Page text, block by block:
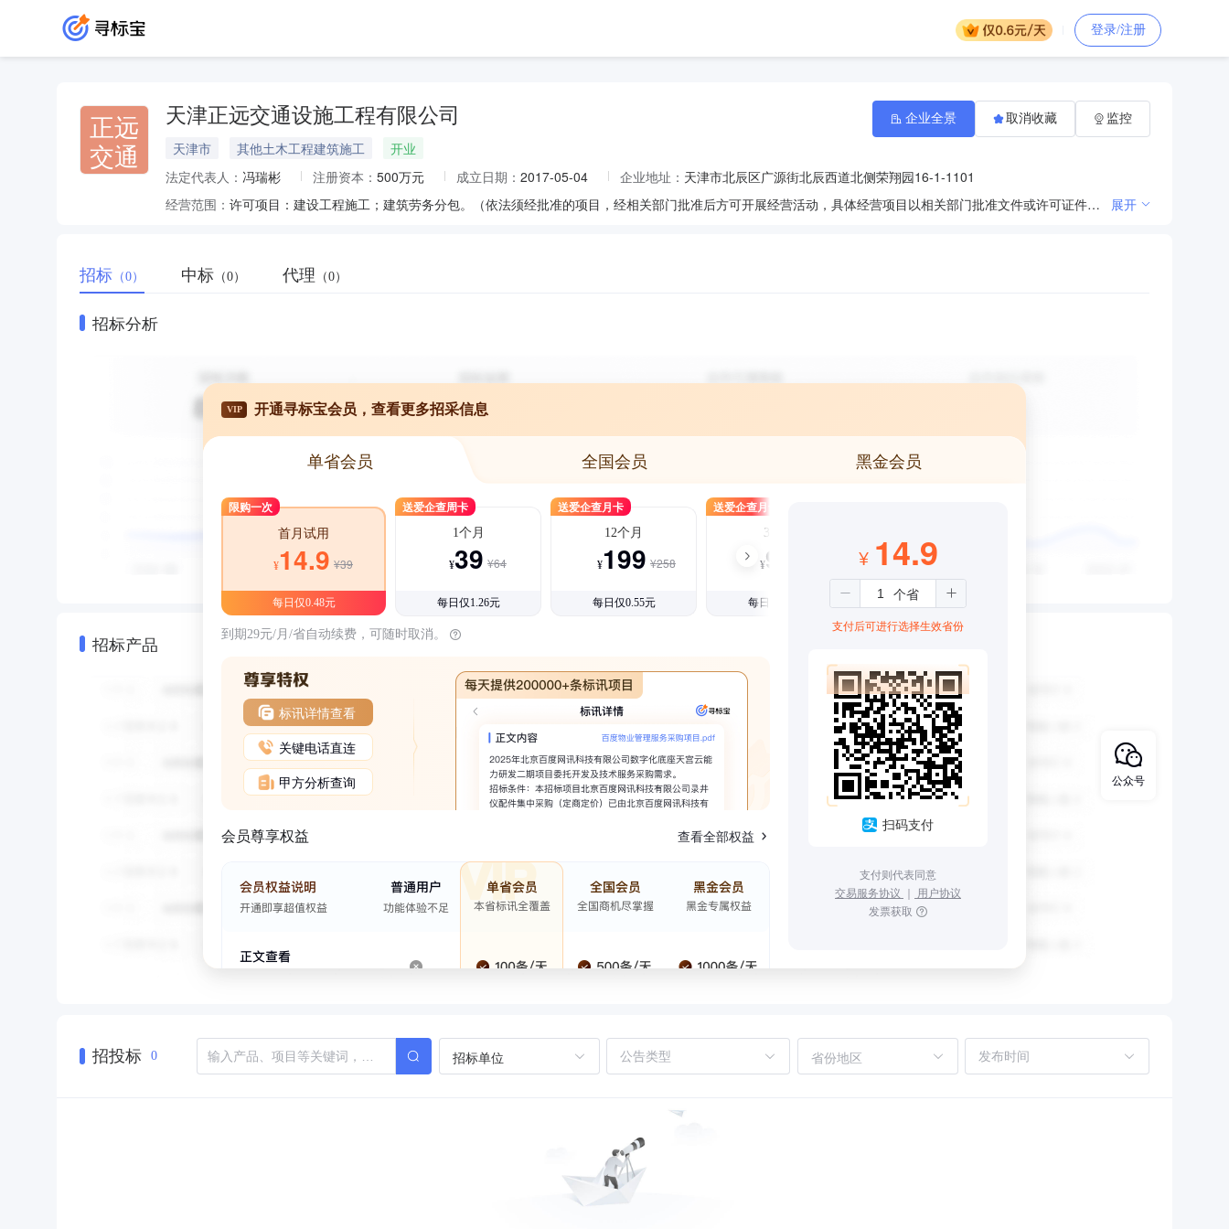
登录/注册
正远
交通
天津正远交通设施工程有限公司
天津市 其他土木工程建筑施工
开业
法定代表人： 冯瑞彬 注册资本： 500万元 成立日期： 2017-05-04 企业地址： 天津市北辰区广源街北辰西道北侧荣翔园16-1-1101
经营范围：
许可项目：建设工程施工；建筑劳务分包。（依法须经批准的项目，经相关部门批准后方可开展经营活动，具体经营项目以相关部门批准文件或许可证件为准）一般项目：金属制品销售；涂料销售（不含危险化学品）；交通及公共管理用金属标牌制造；电气信号设备装置销售；消防器材销售；安防设备销售；交通设施维修；安全系统监控服务；交通及公共管理用标牌销售；广告制作；电气信号设备装置制造；铁路运输基础设备销售；照明器具制造；照明器具销售；规划设计管理；信息技术咨询服务；工程管理服务；园林绿化工程施工；劳务服务（不含劳务派遣）；水泥制品销售；塑料制品销售。（除依法须经批准的项目外，凭营业执照依法自主开展经营活动） 展开
企业全景 取消收藏 监控
招标 （0） 中标 （0） 代理 （0）
招标分析
招标产品
VIP 开通寻标宝会员，查看更多招采信息
单省会员 全国会员 黑金会员
限购一次
首月试用
¥14.9 ¥39
每日仅0.48元
送爱企查周卡
1个月
¥39 ¥64
每日仅1.26元
送爱企查月卡
12个月
¥199 ¥258
每日仅0.55元
送爱企查月卡
3个月
¥99
每日仅1.08元
到期29元/月/省自动续费，可随时取消。
标讯详情查看
关键电话直连
甲方分析查询
会员尊享权益 查看全部权益
¥ 14.9
支付后可进行选择生效省份
扫码支付
支付则代表同意
交易服务协议 ｜ 用户协议
发票获取
招投标 0 招标单位 省份地区
公众号